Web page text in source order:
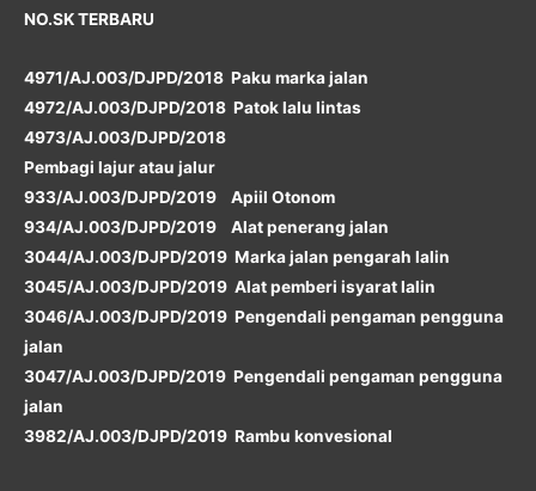
NO.SK TERBARU
4971/AJ.003/DJPD/2018 Paku marka jalan
4972/AJ.003/DJPD/2018 Patok lalu lintas
4973/AJ.003/DJPD/2018
Pembagi lajur atau jalur
933/AJ.003/DJPD/2019 Apiil Otonom
934/AJ.003/DJPD/2019 Alat penerang jalan
3044/AJ.003/DJPD/2019 Marka jalan pengarah lalin
3045/AJ.003/DJPD/2019 Alat pemberi isyarat lalin
3046/AJ.003/DJPD/2019 Pengendali pengaman pengguna
jalan
3047/AJ.003/DJPD/2019 Pengendali pengaman pengguna
jalan
3982/AJ.003/DJPD/2019 Rambu konvesional